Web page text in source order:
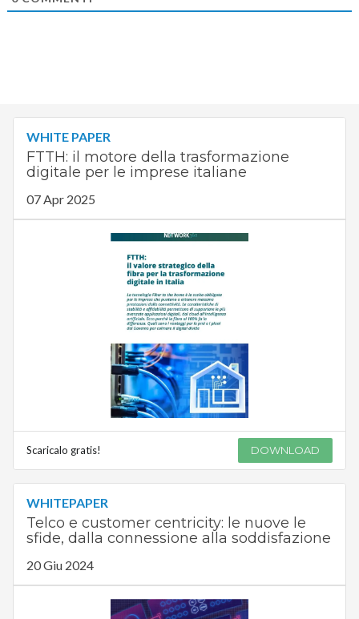
WHITE PAPER
FTTH: il motore della trasformazione
digitale per le imprese italiane
07 Apr 2025
Scaricalo gratis! DOWNLOAD
WHITEPAPER
Telco e customer centricity: le nuove le
sfide, dalla connessione alla soddisfazione
20 Giu 2024